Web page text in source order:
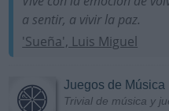
a sentir, a vivir la paz.
'Sueña', Luis Miguel
Juegos de Música
Trivial de música y